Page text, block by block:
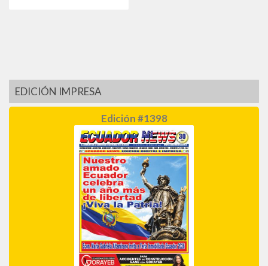
EDICIÓN IMPRESA
Edición #1398